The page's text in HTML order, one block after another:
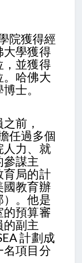
院獲得經
大學獲得
，並獲得
。哈佛大
士。
前，
任過多個
人力、就
謀主
育局的計
國教育辦
。他是
的預算審
副主
計劃成
名項目分